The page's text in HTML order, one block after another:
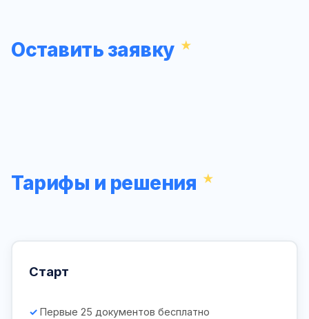
Оставить заявку
Тарифы и решения
Старт
Первые 25 документов бесплатно